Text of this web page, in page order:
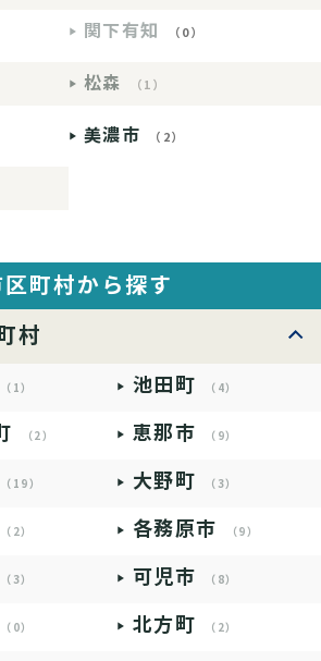
関下有知 （0）
松森 （1）
美濃市 （2）
区町村から探す
村
（1） 池田町 （4）
（2） 恵那市 （9）
（19） 大野町 （3）
（2） 各務原市 （9）
（3） 可児市 （8）
（0） 北方町 （2）